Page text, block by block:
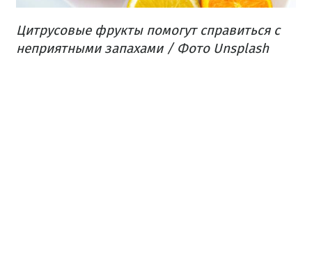
Цитрусовые фрукты помогут справиться с
неприятными запахами / Фото Unsplash